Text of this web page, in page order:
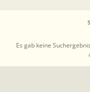
Es gab keine